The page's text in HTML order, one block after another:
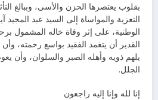
بقلوب يعتصرها الحزن والأسى، وببالغ
التعزية والمواساة إلى السيد عبد
الوطنية، على إثر وفاة خاله المشمول
القدير أن يتغمد الفقيد بواسع رحمته،
يلهم ذويه وأهله الصبر والسلوان، وأن
الجلل.
إنا لله وإنا إليه راجعون